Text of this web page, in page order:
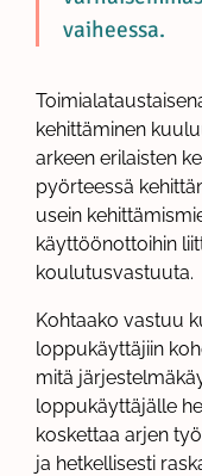
vaiheessa.
kehittäminen
arkeen erilaisten
pyörteessä
usein
käyttöönottoihin
koulutusvastuuta.
Kohtaako vastuu
loppukäyttäjiin
mitä
loppukäyttäjälle
koskettaa arjen
ja hetkellisesti